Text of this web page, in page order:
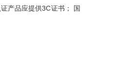
产品应提供3C证书； 国